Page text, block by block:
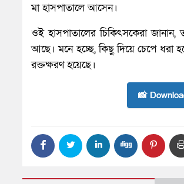
মা হাসপাতালে আসেন।
ওই হাসপাতালের চিকিৎসকেরা জানান,
আছে। মনে হচ্ছে, কিছু দিয়ে চেপে ধরা
রক্তক্ষরণ হয়েছে।
📸